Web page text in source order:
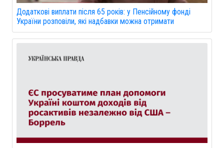
Додаткові виплати після 65 років: у Пенсійному фонді
України розповіли, які надбавки можна отримати